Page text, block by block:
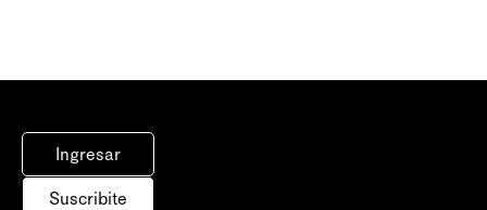
Ingresar
Suscribite